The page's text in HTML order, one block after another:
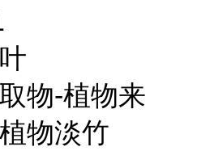
-植物来
物淡竹